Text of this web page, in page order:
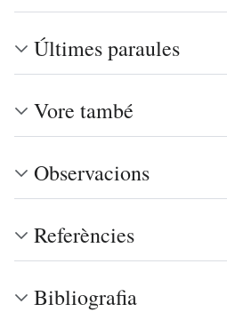
Últimes paraules
Vore també
Observacions
Referències
Bibliografia